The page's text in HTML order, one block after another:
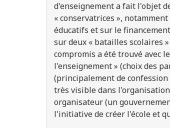
d'enseignement a fait l'objet
« conservatrices »,
éducatifs et sur le
sur deux « batailles scolaires
compromis a été trouvé avec
l'enseignement » (choix des
(principalement de confession
très visible dans
organisateur (un
l'initiative de créer l'école et